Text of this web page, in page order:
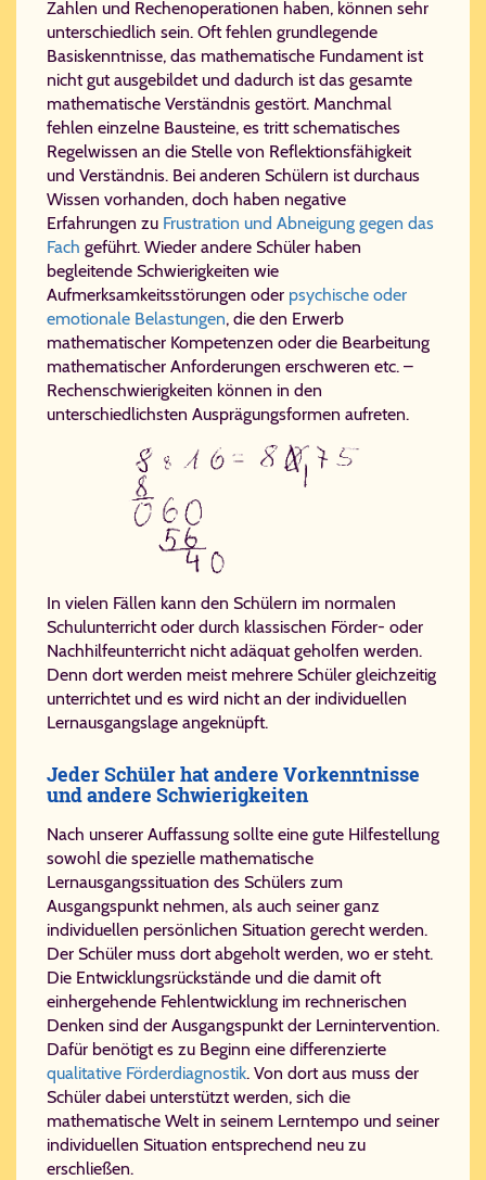
Zahlen und Rechenoperationen haben, können sehr
unterschiedlich sein. Oft fehlen grundlegende
Basiskenntnisse, das mathematische Fundament ist
nicht gut ausgebildet und dadurch ist das gesamte
mathematische Verständnis gestört. Manchmal
fehlen einzelne Bausteine, es tritt schematisches
Regelwissen an die Stelle von Reflektionsfähigkeit
und Verständnis. Bei anderen Schülern ist durchaus
Wissen vorhanden, doch haben negative
Erfahrungen zu Frustration und Abneigung gegen das
Fach geführt. Wieder andere Schüler haben
begleitende Schwierigkeiten wie
Aufmerksamkeitsstörungen oder psychische oder
emotionale Belastungen, die den Erwerb
mathematischer Kompetenzen oder die Bearbeitung
mathematischer Anforderungen erschweren etc. –
Rechenschwierigkeiten können in den
unterschiedlichsten Ausprägungsformen aufreten.
In vielen Fällen kann den Schülern im normalen
Schulunterricht oder durch klassischen Förder- oder
Nachhilfeunterricht nicht adäquat geholfen werden.
Denn dort werden meist mehrere Schüler gleichzeitig
unterrichtet und es wird nicht an der individuellen
Lernausgangslage angeknüpft.
Jeder Schüler hat andere Vorkenntnisse
und andere Schwierigkeiten
Nach unserer Auffassung sollte eine gute Hilfestellung
sowohl die spezielle mathematische
Lernausgangssituation des Schülers zum
Ausgangspunkt nehmen, als auch seiner ganz
individuellen persönlichen Situation gerecht werden.
Der Schüler muss dort abgeholt werden, wo er steht.
Die Entwicklungsrückstände und die damit oft
einhergehende Fehlentwicklung im rechnerischen
Denken sind der Ausgangspunkt der Lernintervention.
Dafür benötigt es zu Beginn eine differenzierte
qualitative Förderdiagnostik. Von dort aus muss der
Schüler dabei unterstützt werden, sich die
mathematische Welt in seinem Lerntempo und seiner
individuellen Situation entsprechend neu zu
erschließen.